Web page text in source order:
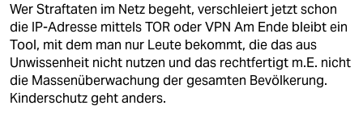
Wer Straftaten im Netz begeht, verschleiert jetzt schon
die IP-Adresse mittels TOR oder VPN Am Ende bleibt ein
Tool, mit dem man nur Leute bekommt, die das aus
Unwissenheit nicht nutzen und das rechtfertigt m.E. nicht
die Massenüberwachung der gesamten Bevölkerung.
Kinderschutz geht anders.